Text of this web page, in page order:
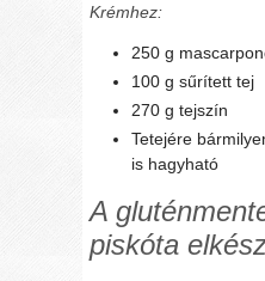
Krémhez:
250 g
100 g sűrített tej
270 g tejszín
Tetejére
is hagyható
A
piskóta